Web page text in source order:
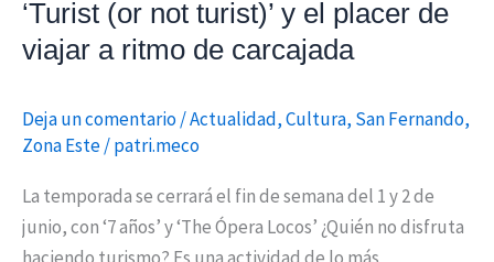
‘Turist (or not turist)’ y el placer de
viajar a ritmo de carcajada
Deja un comentario/Actualidad,Cultura, San Fernando,
Zona Este/patri.meco
La temporada se cerrará el fin de semana del 1 y 2 de
junio, con ‘7 años’ y ‘The Ópera Locos’ ¿Quién no disfruta
viajar
a
de
carcajada